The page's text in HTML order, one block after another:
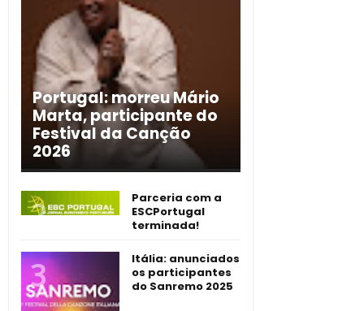
Portugal: morreu Mário
Marta, participante do
Festival da Canção
2026
Parceria com a
ESCPortugal
terminada!
Itália: anunciados
os participantes
do Sanremo 2025